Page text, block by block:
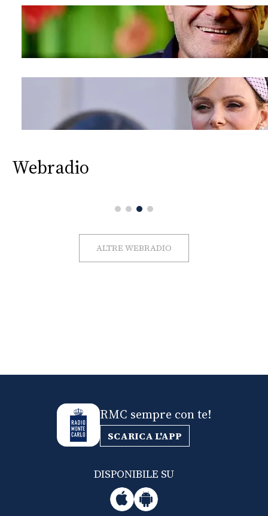
Webradio
ALTRE WEBRADIO
RMC sempre con te!
SCARICA L'APP
DISPONIBILE SU